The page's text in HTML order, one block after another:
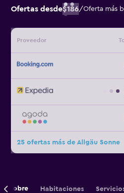
Ofertas desde$186/Oferta más
Proveedor
25 ofertas más de Allgäu Sonne
Sobre Habitaciones